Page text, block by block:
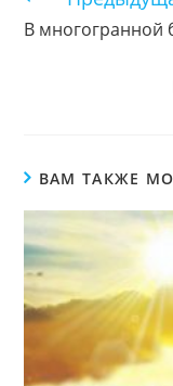
чтение
В многогранной
ВАМ ТАКЖЕ